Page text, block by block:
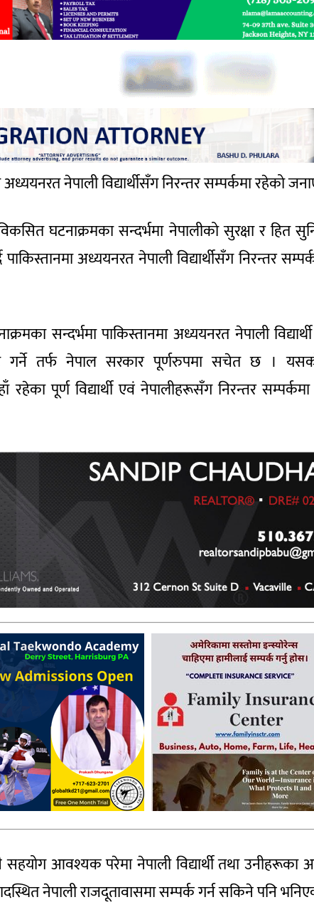
अध्ययनरत नेपाली विद्यार्थीसँग निरन्तर सम्पर्कमा रहेको
विकसित घटनाक्रमका सन्दर्भमा नेपालीको सुरक्षा र हित
अध्ययनरत नेपाली विद्यार्थीसँग निरन्तर
सन्दर्भमा पाकिस्तानमा अध्ययनरत नेपाली
गर्ने तर्फ नेपाल सरकार पूर्णरुपमा सचेत छ ।
रहेका पूर्ण विद्यार्थी एवं नेपालीहरूसँग निरन्तर
आवश्यक परेमा नेपाली विद्यार्थी तथा उनीहरूका
नेपाली राजदूतावासमा सम्पर्क गर्न सकिने पनि